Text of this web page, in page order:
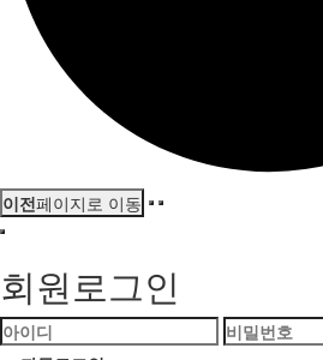
이전페이지로 이동
회원로그인